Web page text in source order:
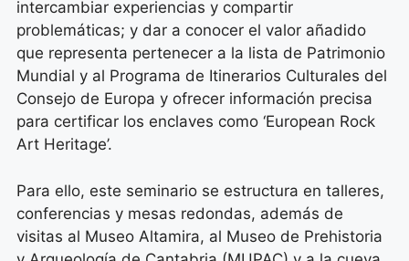
intercambiar experiencias y compartir
problemáticas; y dar a conocer el valor añadido
que representa pertenecer a la lista de Patrimonio
Mundial y al Programa de Itinerarios Culturales del
Consejo de Europa y ofrecer información precisa
para certificar los enclaves como ‘European Rock
Art Heritage’.
Para ello, este seminario se estructura en talleres,
conferencias y mesas redondas, además de
visitas al Museo Altamira, al Museo de Prehistoria